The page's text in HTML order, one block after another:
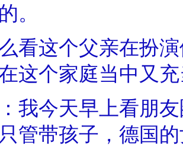
。
这个父亲在扮演
这个家庭当中又
今天早上看朋友
管带孩子，德国